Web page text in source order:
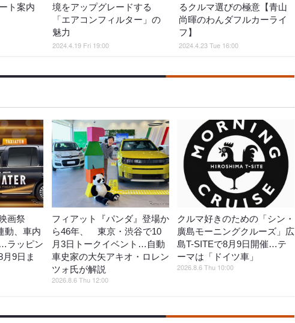
ト案内
境をアップグレードする
「エアコンフィルター」の
魅力
2024.4.19 Fri 19:00
るクルマ選びの極意【青山
尚暉のわんダフルカーライ
フ】
2024.4.23 Tue 16:00
画祭
動、車内
ラッピン
9日ま
フィアット『パンダ』登場か
ら46年、 東京・渋谷で10
月3日トークイベント…自動
車史家の大矢アキオ・ロレン
ツォ氏が解説
2026.8.6 Thu 12:00
クルマ好きのための「シン・
廣島モーニングクルーズ」広
島T-SITEで8月9日開催…テ
ーマは「ドイツ車」
2026.8.6 Thu 10:00